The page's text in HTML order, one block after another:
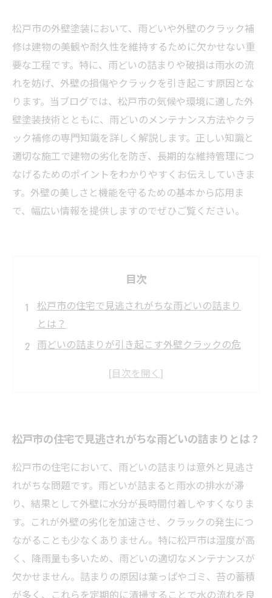
松戸市の外壁塗装において、雨どいや外壁のクラック補
修は建物の美観や耐久性を維持するために欠かせない重
要な工程です。特に、雨どいの詰まりや破損は雨水の流
れを妨げ、外壁の損傷やクラックを引き起こす原因とな
ります。当ブログでは、松戸市の気候や環境に適した外
壁塗装技術とともに、雨どいのメンテナンス方法やクラ
ック補修の専門知識を詳しく解説します。正しい知識と
適切な施工で建物の劣化を防ぎ、長期的な維持管理につ
なげるためのポイントをわかりやすくお伝えしていきま
す。外壁の美しさと機能を守るための基本から応用ま
で、幅広い情報を提供しますのでぜひご覧ください。
目次
松戸市の住宅で見逃されがちな雨どいの詰まり
とは？
雨どいの詰まりが引き起こす外壁クラックの危
劣化が進む前に！松戸市で実践する外壁と雨ど
補修の技術
正しい補修で実現する、松戸市の住宅の美観と
耐久性の長期維持
松戸市の雨どいメンテナンス：基本のチェック
ポイントとコツ
外壁クラックを見逃さない！松戸市で使える補
修タイミングの見極め方
松戸市の住宅で見逃されがちな雨どいの詰まりとは？
松戸市の住宅において、雨どいの詰まりは意外と見逃さ
れがちな問題です。雨どいが詰まると雨水の排水が滞
り、結果として外壁に水分が長時間付着しやすくなりま
す。これが外壁の劣化を加速させ、クラックの発生につ
ながることも少なくありません。特に松戸市は湿度が高
く、降雨量も多いため、雨どいの適切なメンテナンスが
欠かせません。詰まりの原因は葉っぱやゴミ、苔の蓄積
が多く、これらを定期的に清掃することで水の流れを良